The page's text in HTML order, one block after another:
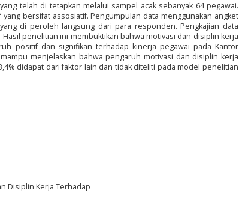
telah di tetapkan melalui sampel acak sebanyak 64 pegawai.
bersifat assosiatif. Pengumpulan data menggunakan angket
di peroleh langsung dari para responden. Pengkajian data
penelitian ini membuktikan bahwa motivasi dan disiplin kerja
positif dan signifikan terhadap kinerja pegawai pada Kantor
menjelaskan bahwa pengaruh motivasi dan disiplin kerja
didapat dari faktor lain dan tidak diteliti pada model penelitian
Disiplin Kerja Terhadap